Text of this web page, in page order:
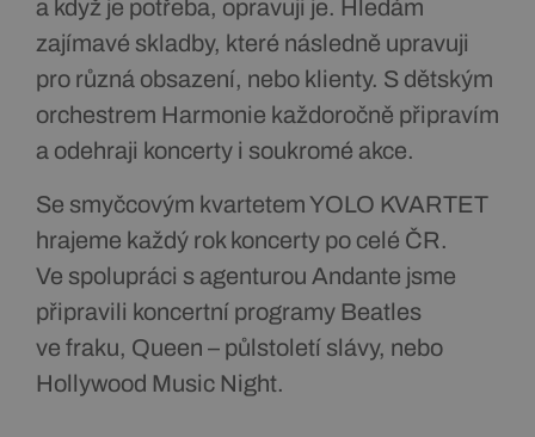
a když je potřeba, opravuji je. Hledám
zajímavé skladby, které následně upravuji
pro různá obsazení, nebo klienty. S dětským
orchestrem Harmonie každoročně připravím
a odehraji koncerty i soukromé akce.
Se smyčcovým kvartetem YOLO KVARTET
hrajeme každý rok koncerty po celé ČR.
Ve spolupráci s agenturou Andante jsme
připravili koncertní programy Beatles
ve fraku, Queen – půlstoletí slávy, nebo
Hollywood Music Night.